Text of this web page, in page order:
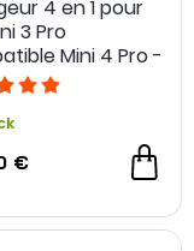
4 en 1 pour
3 Pro
Mini 4 Pro -
€